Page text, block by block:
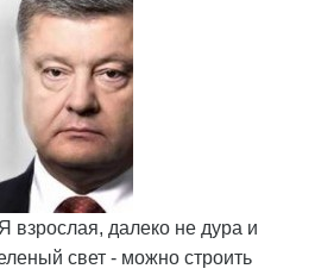
взрослая, далеко не дура и
свет - можно строить